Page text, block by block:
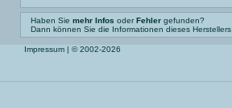
Haben Sie mehr Infos oderFehler gefunden?
Dann können Sie die Informationen dieses Herstellers
Impressum | © 2002-2026